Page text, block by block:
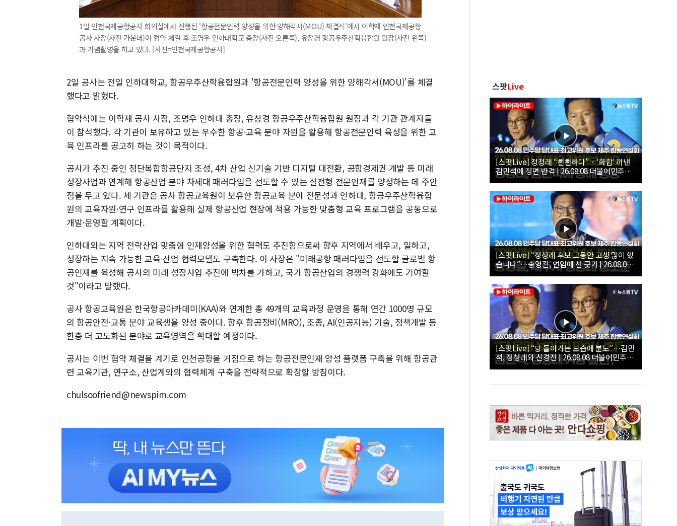
1일 인천국제공항공사 회의실에서 진행된 '항공전문인력 양성을 위한 양해각서(MOU) 체결식'에서 이학재 인천국제공항
공사 사장(사진 가운데)이 협약 체결 후 조명우 인하대학교 총장(사진 오른쪽), 유창경 항공우주산학융합원 원장(사진 왼쪽)
과 기념촬영을 하고 있다. [사진=인천국제공항공사]
2일 공사는 전일 인하대학교, 항공우주산학융합원과 '항공전문인력 양성을 위한 양해각서(MOU)'를 체결
했다고 밝혔다.
협약식에는 이학재 공사 사장, 조명우 인하대 총장, 유창경 항공우주산학융합원 원장과 각 기관 관계자들
이 참석했다. 각 기관이 보유하고 있는 우수한 항공·교육 분야 자원을 활용해 항공전문인력 육성을 위한 교
육 인프라를 공고히 하는 것이 목적이다.
공사가 추진 중인 첨단복합항공단지 조성, 4차 산업 신기술 기반 디지털 대전환, 공항경제권 개발 등 미래
성장사업과 연계해 항공산업 분야 차세대 패러다임을 선도할 수 있는 실전형 전문인재를 양성하는 데 주안
점을 두고 있다. 세 기관은 공사 항공교육원이 보유한 항공교육 분야 전문성과 인하대, 항공우주산학융합
원의 교육자원·연구 인프라를 활용해 실제 항공산업 현장에 적용 가능한 맞춤형 교육 프로그램을 공동으로
개발·운영할 계획이다.
인하대와는 지역 전략산업 맞춤형 인재양성을 위한 협력도 추진함으로써 향후 지역에서 배우고, 일하고,
성장하는 지속 가능한 교육·산업 협력모델도 구축한다. 이 사장은 "미래공항 패러다임을 선도할 글로벌 항
공인재를 육성해 공사의 미래 성장사업 추진에 박차를 가하고, 국가 항공산업의 경쟁력 강화에도 기여할
것"이라고 말했다.
공사 항공교육원은 한국항공아카데미(KAA)와 연계한 총 49개의 교육과정 운영을 통해 연간 1000명 규모
의 항공안전·교통 분야 교육생을 양성 중이다. 향후 항공정비(MRO), 조종, AI(인공지능) 기술, 정책개발 등
한층 더 고도화된 분야로 교육영역을 확대할 예정이다.
공사는 이번 협약 체결을 계기로 인천공항을 거점으로 하는 항공전문인재 양성 플랫폼 구축을 위해 항공관
련 교육기관, 연구소, 산업계와의 협력체계 구축을 전략적으로 확장할 방침이다.
chulsoofriend@newspim.com
스팟Live
[스팟Live] 정청래 “뻔뻔하다”…‘화합’ 꺼낸
김민석에 정면 반격 | 26.08.08 더불어민주당
당대표·최고위원 후보 제주 합동연설회
[스팟Live] “정청래 후보 그동안 고생 많이 했
습니다”…송영길, 연임에 선 긋기 | 26.08.08
더불어민주당 당대표·최고위원 후보 제주 합
동연설회
[스팟Live] “당 돌아가는 모습에 분노”…김민
석, 정청래와 신경전 | 26.08.08 더불어민주당
당대표·최고위원 후보 제주 합동연설회